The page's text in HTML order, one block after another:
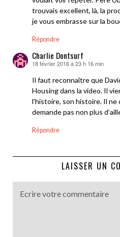
trouvais excellent, là, la
je vous embrasse sur la
Répondre
Charlie Dontsurf
dit :
18 février 2016 à 23 h 16 min
Il faut reconnaître que
Housing dans la video. Il
l’histoire, son histoire. Il ne
demande pas non plus
Répondre
LAISSER UN